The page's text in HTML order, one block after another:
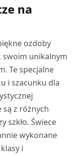
na
ozdoby
unikalnym
Te specjalne
i szacunku dla
są z różnych
szkło. Świece
wykonane
i